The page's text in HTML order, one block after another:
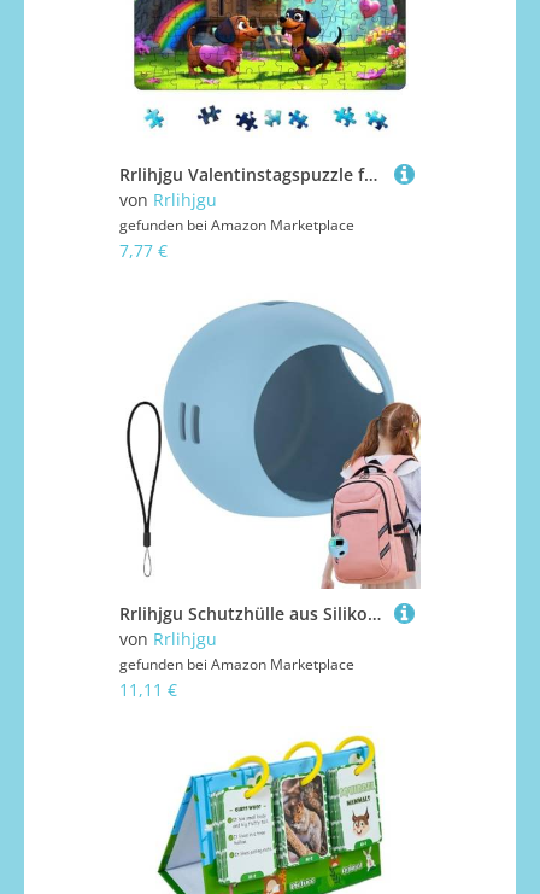
Rrlihjgu Valentinstagspuzzle für Kinder, Valentinstagspuzzle, Stem-Puzzle, Familien-Nachtpuzzle, Set mit 130 romantischen Puzzles
von Rrlihjgu
gefunden bei Amazon Marketplace
7,77 €
Rrlihjgu Schutzhülle aus Silikon, digital, interaktiv, interaktiv, für Spielzeug, digital, interaktiv, Silikon, Schutzabdeckung für virtuelle Haustiermaschine
von Rrlihjgu
gefunden bei Amazon Marketplace
11,11 €